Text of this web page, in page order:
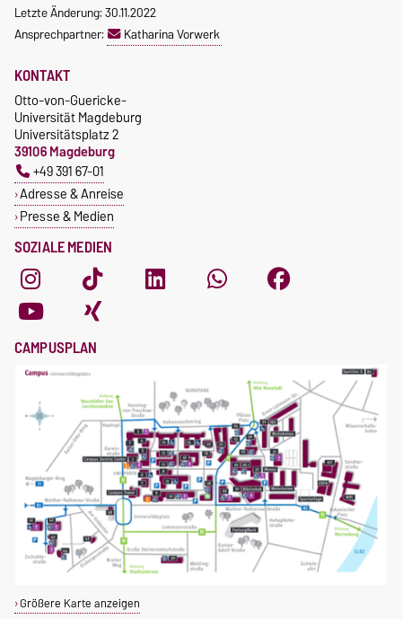
Letzte Änderung: 30.11.2022
Ansprechpartner:
Katharina Vorwerk
SOZIALE MEDIEN
KONTAKT
Otto-von-Guericke-
Universität Magdeburg
Universitätsplatz 2
39106 Magdeburg
+49 391 67-01
Adresse & Anreise
Presse & Medien
CAMPUSPLAN
Größere Karte anzeigen